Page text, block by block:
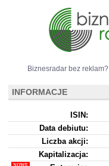
Biznesradar bez reklam?
INFORMACJE
ISIN:
Data debiutu:
Liczba akcji:
Kapitalizacja: